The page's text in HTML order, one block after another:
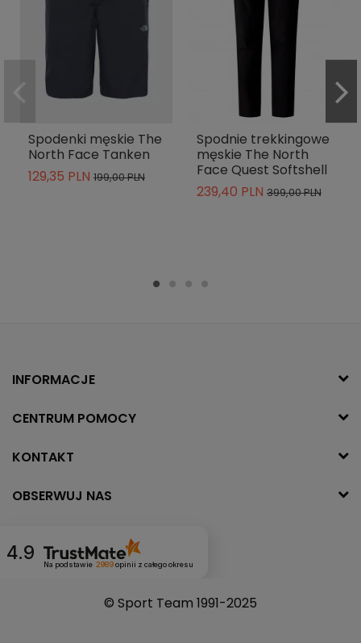
Spodenki męskie The
North Face Tanken
129,35 PLN 199,00 PLN
Spodnie trekkingowe
męskie The North
Face Quest Softshell
239,40 PLN 399,00 PLN
INFORMACJE
CENTRUM POMOCY
KONTAKT
OBSERWUJ NAS
4.9 Na podstawie 2989opinii z całego okresu
© Sport Team 1991-2025